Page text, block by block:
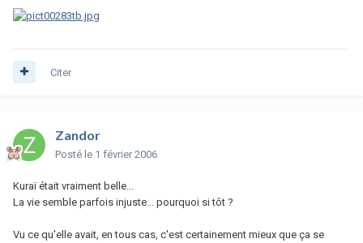
Citer
Zandor
Posté le 1 février 2006
Kuraï était vraiment belle...
La vie semble parfois injuste... pourquoi si tôt ?
Vu ce qu'elle avait, en tous cas, c'est certainement mieux que ça se